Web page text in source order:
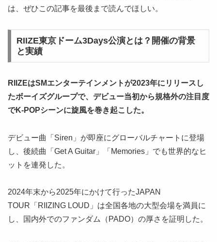
は、ぜひこの記事を最後まで読んでほしい。
RIIZE東京ドーム3Days公演とは？開催の背景
と実績
RIIZEはSMエンターテインメントが2023年にリリースし
たボーイズグループで、デビュー当初から規格外の注目度
でK-POPシーンに旋風を巻き起こした。
デビュー曲「Siren」が即座にグローバルチャートに登場
し、後続曲「Get A Guitar」「Memories」でも世界的なヒ
ットを連発した。
2024年末から2025年にかけて行ったJAPAN
TOUR「RIIZING LOUD」は全国各地の大型会場を満員に
し、国内外でのファンダム（PADO）の厚さを証明した。